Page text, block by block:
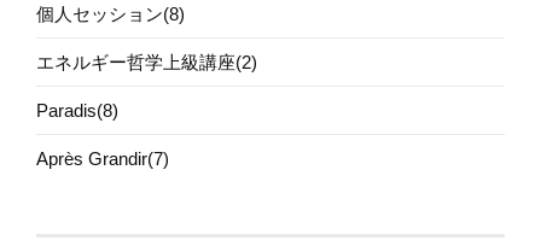
個人セッション(8)
エネルギー哲学上級講座(2)
Paradis(8)
Après Grandir(7)